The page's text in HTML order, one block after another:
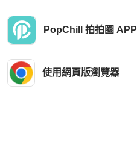
PopChill 拍拍圈 APP
使用網頁版瀏覽器